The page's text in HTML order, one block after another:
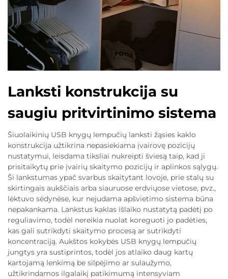
Lanksti konstrukcija su
saugiu pritvirtinimo sistema
Šiuolaikinių USB knygų lempučių lanksti žąsies kaklo
konstrukcija užtikrina nepasiekiama įvairovę pozicijų
nustatymui, leisdama tiksliai nukreipti šviesą taip, kad ji
prisitaikytų prie įvairių skaitymo pozicijų ir aplinkos sąlygų.
Ši lankstumas ypač svarbus skaitytant lovoje, prie stalų su
skirtingais aukščiais arba siauruose erdviųose vietose, pvz.,
lėktuvo sėdynėse, kur nejudama apšvietimo sistema būna
nepakankama. Lankstus kaklas išlaiko nustatytą padėtį po
reguliavimo, todėl nereikia nuolat koreguoti jo padėties,
kas gali sutrikdyti skaitymo procesą ar sutrikdyti
koncentraciją. Aukštos kokybės USB knygų lempučių
jungtys yra sustiprintos, todėl jos atlaiko daug kartų
kartojamą lenkimą be silpėjimo ar sulaužymo,
užtikrindamos ilgalaikį patikimumą intensyviam